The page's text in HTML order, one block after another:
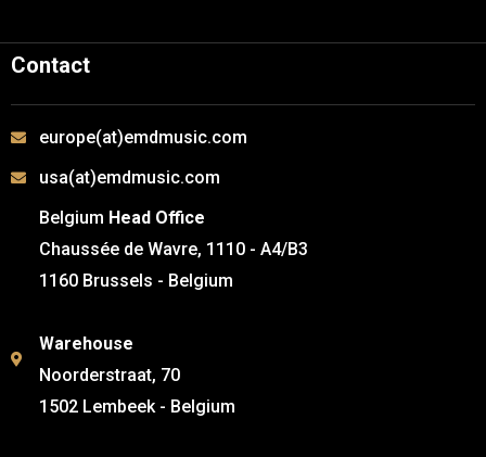
Contact
europe(at)emdmusic.com
usa(at)emdmusic.com
Belgium Head Office
Chaussée de Wavre, 1110 - A4/B3
1160 Brussels - Belgium
Warehouse
Noorderstraat, 70
1502 Lembeek - Belgium